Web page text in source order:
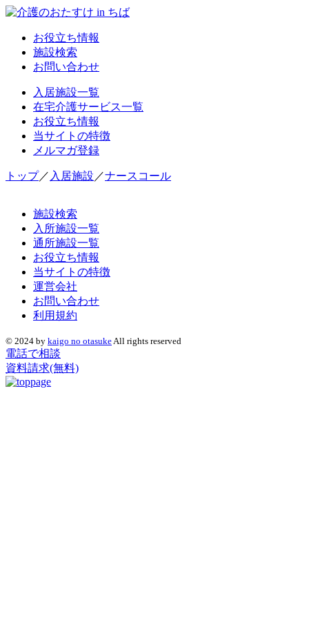
お役立ち情報
施設検索
お問い合わせ
入居施設一覧
在宅介護サービス一覧
お役立ち情報
当サイトの特徴
メルマガ登録
トップ／ 入居施設 ／ナースコール
施設検索
入所施設一覧
通所施設一覧
お役立ち情報
当サイトの特徴
運営会社
お問い合わせ
利用規約
© 2024 by kaigo no otasukeAll rights reserved
電話で相談
資料請求(無料)